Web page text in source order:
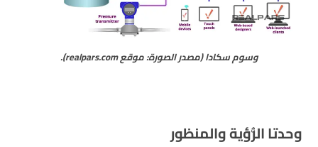
وسوم سكادا (مصدر الصورة: موقع realpars.com).
وحدتا الرُّؤية والمنظور